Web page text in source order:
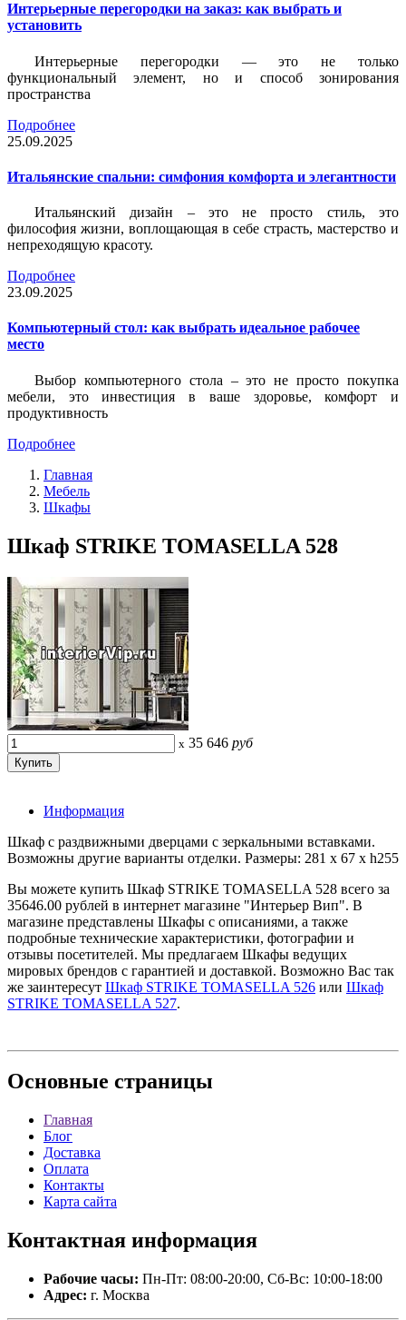
Интерьерные перегородки на заказ: как выбрать и
установить
Интерьерные перегородки — это не только
функциональный элемент, но и способ зонирования
пространства
Подробнее
25.09.2025
Итальянские спальни: симфония комфорта и элегантности
Итальянский дизайн – это не просто стиль, это
философия жизни, воплощающая в себе страсть, мастерство и
непреходящую красоту.
Подробнее
23.09.2025
Компьютерный стол: как выбрать идеальное рабочее
место
Выбор компьютерного стола – это не просто покупка
мебели, это инвестиция в ваше здоровье, комфорт и
продуктивность
Подробнее
Главная
Мебель
Шкафы
Шкаф STRIKE TOMASELLA 528
x 35 646 руб
Информация
Шкаф с раздвижными дверцами с зеркальными вставками.
Возможны другие варианты отделки. Размеры: 281 x 67 x h255
Вы можете купить Шкаф STRIKE TOMASELLA 528 всего за
35646.00 рублей в интернет магазине "Интерьер Вип". В
магазине представлены Шкафы с описаниями, а также
подробные технические характеристики, фотографии и
отзывы посетителей. Мы предлагаем Шкафы ведущих
мировых брендов с гарантией и доставкой. Возможно Вас так
же заинтересут Шкаф STRIKE TOMASELLA 526 или Шкаф
STRIKE TOMASELLA 527.
Основные страницы
Главная
Блог
Доставка
Оплата
Контакты
Карта сайта
Контактная информация
Рабочие часы: Пн-Пт: 08:00-20:00, Сб-Вс: 10:00-18:00
Адрес: г. Москва